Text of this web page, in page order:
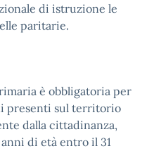
di istruzione le
paritarie.
è obbligatoria per
presenti sul territorio
dalla cittadinanza,
di età entro il 31